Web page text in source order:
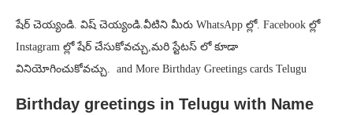
షేర్ చెయ్యండి. విష్ చెయ్యండి.వీటిని మీరు WhatsApp ల్లో. Facebook ల్లో
Instagram ల్లో షేర్ చేసుకోవచ్చు,మరి స్టేటస్ లో కూడా
వినియోగించుకోవచ్చు. and More Birthday Greetings cards Telugu
Birthday greetings in Telugu with Name